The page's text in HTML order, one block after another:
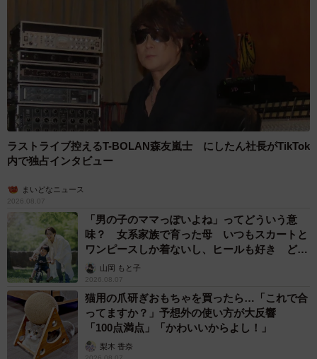
ラストライブ控えるT-BOLAN森友嵐士 にしたん社長がTikTok
内で独占インタビュー
まいどなニュース
2026.08.07
「男の子のママっぽいよね」ってどういう意
味？ 女系家族で育った母 いつもスカートと
ワンピースしか着ないし、ヒールも好き どの
へんが…
山岡 もと子
2026.08.07
猫用の爪研ぎおもちゃを買ったら…「これで合
ってますか？」予想外の使い方が大反響
「100点満点」「かわいいからよし！」
梨木 香奈